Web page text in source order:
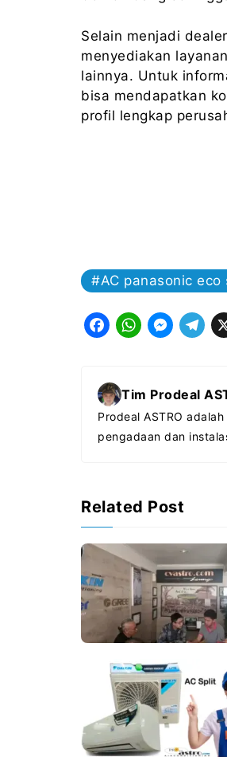
Selain menjadi
menyediakan
lainnya. Untuk
bisa mendapatkan
profil lengkap
AC panasonic eco
F
c
e
b
k
W
t
s
p
M
s
e
e
T
e
g
m
Tim Prodeal
Prodeal ASTRO
pengadaan dan
Related Post